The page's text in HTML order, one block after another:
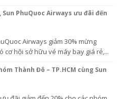
PhuQuoc Airways ưu đãi đến
Airways giảm 30% mừng
cơ hội sở hữu vé máy bay giá rẻ,...
Thành Đô – TP.HCM cùng Sun